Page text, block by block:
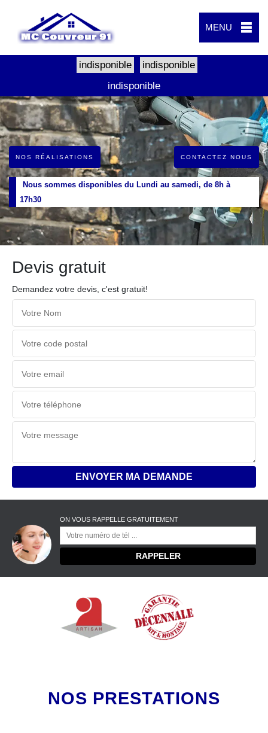
MENU
indisponible
indisponible
indisponible
NOS RÉALISATIONS CONTACTEZ NOUS
Nous sommes disponibles du Lundi au samedi, de 8h à
17h30
Devis gratuit
Demandez votre devis, c'est gratuit!
ON VOUS RAPPELLE GRATUITEMENT
NOS PRESTATIONS